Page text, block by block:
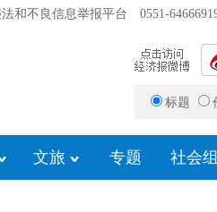
和不良信息举报平台 0551-
标题
文旅 专题 社会